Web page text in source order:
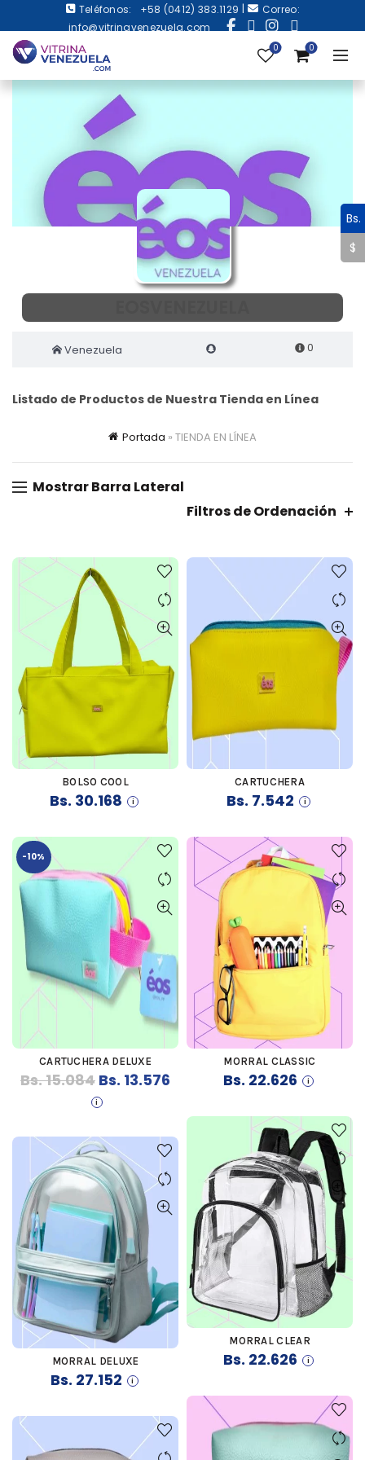
Teléfonos: +58 (0412) 383.1129 |
Correo:
info@vitrinavenezuela.com
0 0
Venezuela 0
Listado de Productos de Nuestra Tienda en Línea
Portada » TIENDA EN LÍNEA
Mostrar Barra Lateral
Filtros de Ordenación
COMPRAR
BOLSO COOL
Bs. 30.168
COMPRAR
CARTUCHERA
Bs. 7.542
-10%
COMPRAR
CARTUCHERA DELUXE
Bs.15.084 El
precio
era:
Bs. 15.084.
Bs. 13.576
actual
es:
Bs. 13.576.
COMPRAR
MORRAL CLASSIC
Bs. 22.626
COMPRAR
MORRAL CLEAR
Bs. 22.626
COMPRAR
MORRAL DELUXE
Bs. 27.152
Bs.
$